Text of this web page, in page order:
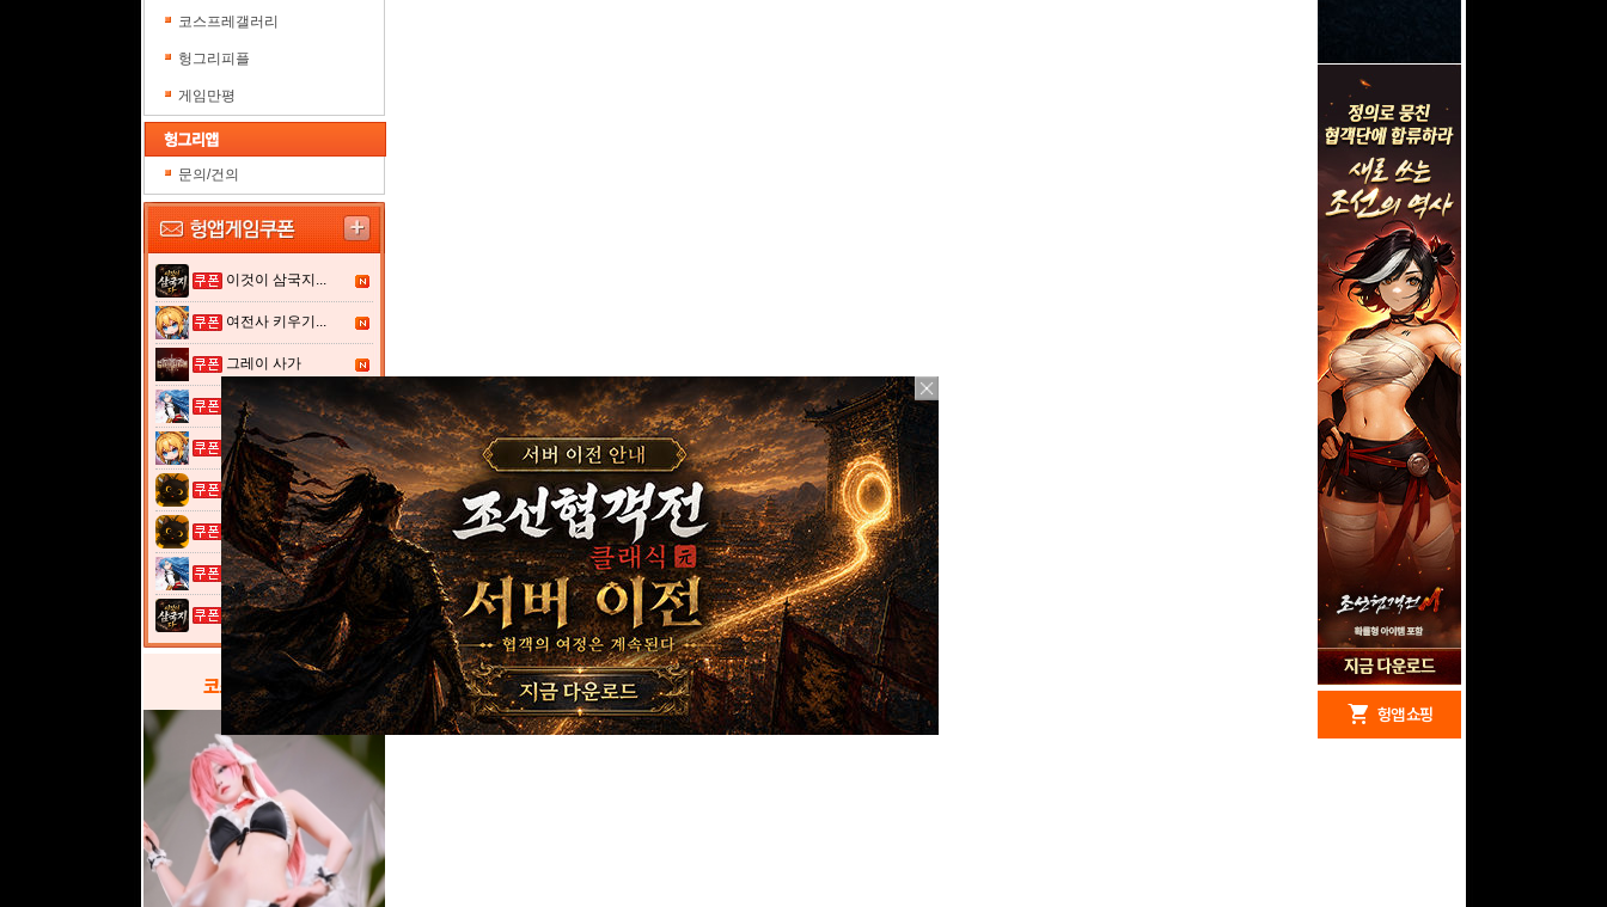
코스프레갤러리
헝그리피플
게임만평
문의/건의
이것이 삼국지...
여전사 키우기...
그레이 사가
열혈강호: 넥...
여전사 키우기...
고양이 낚시터...
고양이 낚시터...
열혈강호: 넥...
이것이 삼국지...
코스프레 갤러리
shopping_cart 헝앱 쇼핑